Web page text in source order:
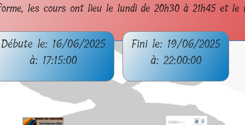
les cours ont lieu le lundi de 20h30 à 21h45 et le
Débute le: 16/06/2025
à: 17:15:00
Fini le: 19/06/2025
à: 22:00:00